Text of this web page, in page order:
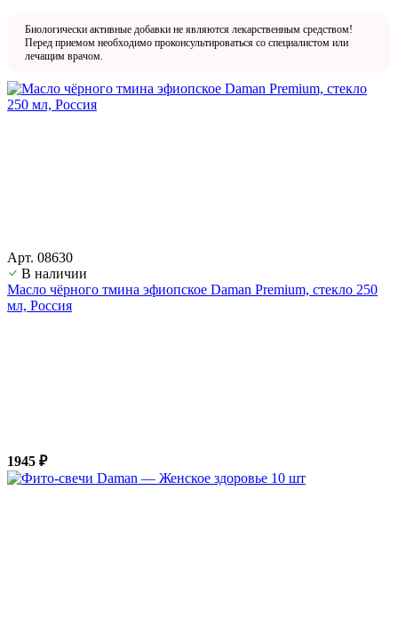
Биологически активные добавки не являются лекарственным средством!
Перед приемом необходимо проконсультироваться со специалистом или
лечащим врачом.
Арт. 08630
В наличии
Масло чёрного тмина эфиопское Daman Premium, стекло 250
мл, Россия
1945 ₽